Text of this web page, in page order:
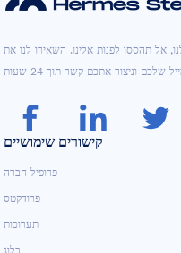
אל תהססו לפנות אלינו. השאירו לנו את
קישורים שימושיים
פרופיל חברה
פרודקטס
תערוכות
בלוג